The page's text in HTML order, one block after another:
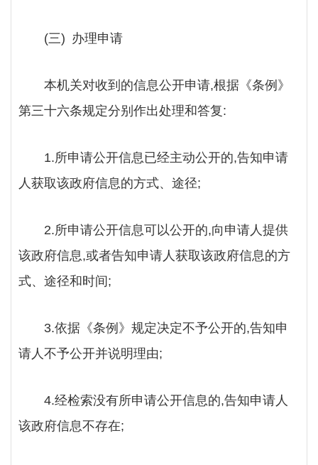
(三) 办理申请
本机关对收到的信息公开申请,根据《条例》
第三十六条规定分别作出处理和答复:
1.所申请公开信息已经主动公开的,告知申请
人获取该政府信息的方式、途径;
2.所申请公开信息可以公开的,向申请人提供
该政府信息,或者告知申请人获取该政府信息的方
式、途径和时间;
3.依据《条例》规定决定不予公开的,告知申
请人不予公开并说明理由;
4.经检索没有所申请公开信息的,告知申请人
该政府信息不存在;